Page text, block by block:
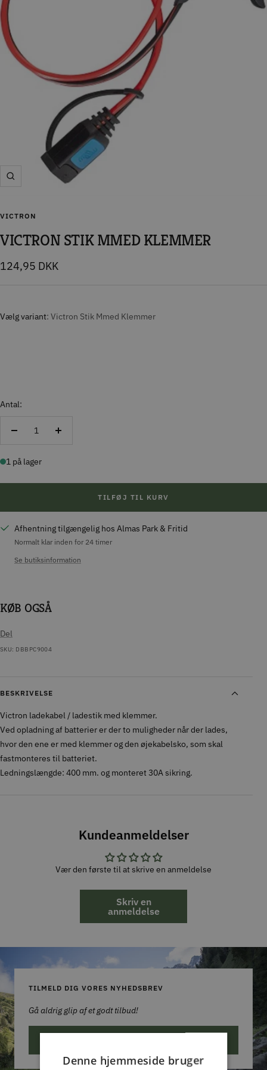
Zoom
VICTRON
VICTRON STIK MMED KLEMMER
Tilbudspris
124,95 DKK
Vælg variant Victron Stik Mmed Klemmer
Antal:
Reducer
Forøg
1 på lager
TILFØJ TIL KURV
Afhentning tilgængelig hos Almas Park & Fritid
Normalt klar inden for 24 timer
Se butiksinformation
KØB OGSÅ
Del
SKU: DBBPC9004
BESKRIVELSE
Victron ladekabel / ladestik med klemmer.
Ved opladning af batterier er der to muligheder når der lades,
hvor den ene er med klemmer og den øjekabelsko, som skal
fastmonteres til batteriet.
Ledningslængde: 400 mm. og monteret 30A sikring.
Kundeanmeldelser
Vær den første til at skrive en anmeldelse
Skriv en
anmeldelse
TILMELD DIG VORES NYHEDSBREV
Gå aldrig glip af et godt tilbud!
Denne hjemmeside bruger